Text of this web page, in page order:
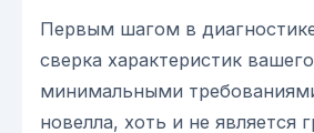
Первым шагом в
сверка характеристик
минимальными
новелла, хоть и не является